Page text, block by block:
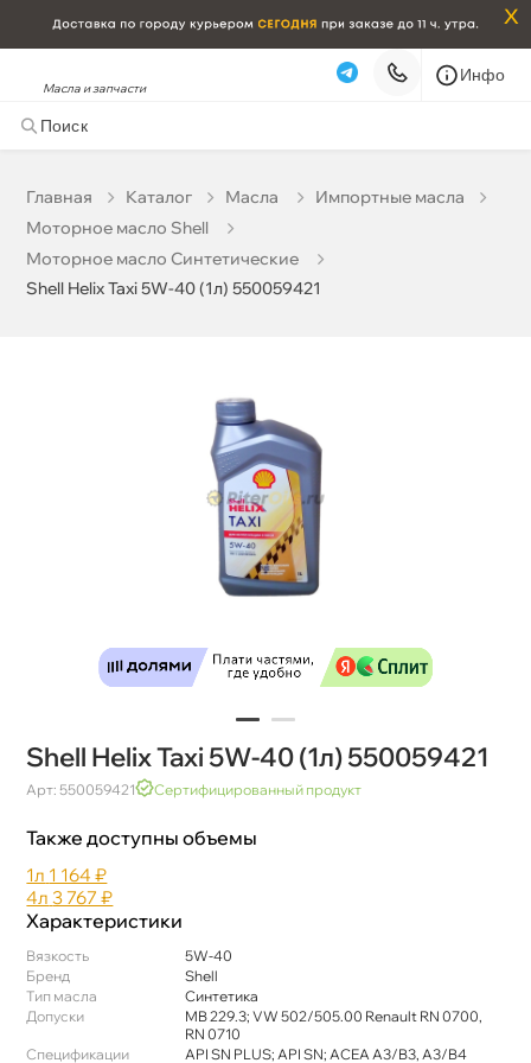
x
Масла и запчасти
Инфо
Главная Катало Масла
Импортные масла
Моторное масло Shell
Моторное масло Синтетические
Shell Helix Taxi 5W-40 (1л) 550059421
Shell Helix Taxi 5W-40 (1л) 550059421
Арт: 550059421 Сертифицированный продукт
Также доступны объемы
1л 1 164 ₽
4л 3 767 ₽
Характеристики
язкость
5W-40
Бренд
Shell
Тип масла
Синтетика
Допуски
MB 229.3; VW 502/505.00 Renault RN 0700,
RN 0710
Спецификации
API SN PLUS; API SN; ACEA A3/B3, A3/B4
Бесплатная Завтра, 08.08 (при заказе от 2000₽)
Срочная за 2 ч – 399 ₽